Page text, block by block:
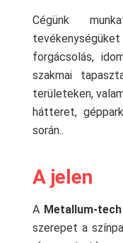
Cégünk
forgácsolás,
szakmai
területeken,
hátteret,
során..
A jelen
A Metallum-
szerepet a